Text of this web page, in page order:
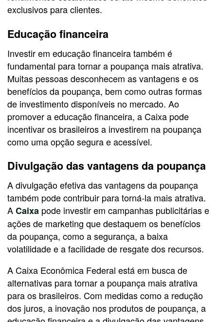
exclusivos para clientes.
Educação financeira
Investir em educação financeira também é
fundamental para tornar a poupança mais atrativa.
Muitas pessoas desconhecem as vantagens e os
benefícios da poupança, bem como outras formas
de investimento disponíveis no mercado. Ao
promover a educação financeira, a Caixa pode
incentivar os brasileiros a investirem na poupança
como uma opção segura e acessível.
Divulgação das vantagens da poupança
A divulgação efetiva das vantagens da poupança
também pode contribuir para torná-la mais atrativa.
ACaixa pode investir em campanhas publicitárias e
ações de marketing que destaquem os benefícios
da poupança, como a segurança, a baixa
volatilidade e a facilidade de resgate dos recursos.
A Caixa Econômica Federal está em busca de
alternativas para tornar a poupança mais atrativa
para os brasileiros. Com medidas como a redução
dos juros, a inovação nos produtos de poupança, a